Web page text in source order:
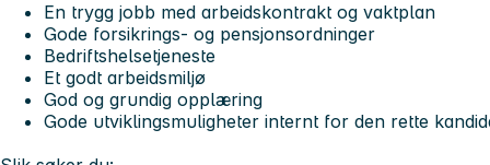
En trygg jobb med arbeidskontrakt og vaktplan
Gode forsikrings- og pensjonsordninger
Bedriftshelsetjeneste
Et godt arbeidsmiljø
God og grundig opplæring
Gode utviklingsmuligheter internt for den rette